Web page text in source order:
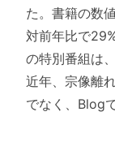
た。書籍の数
対前年比で
の特別番組は
近年、宗像離
でなく、Blog